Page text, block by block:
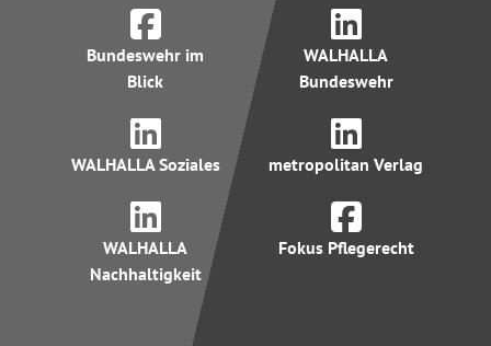
Bundeswehr im
Blick
WALHALLA
Bundeswehr
WALHALLA Soziales metropolitan Verlag
WALHALLA
Nachhaltigkeit
Fokus Pflegerecht